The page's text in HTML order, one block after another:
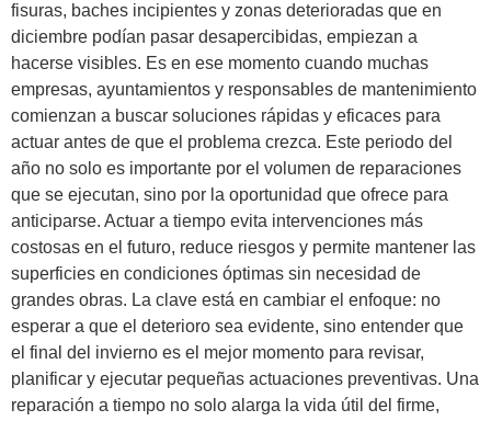
fisuras, baches incipientes y zonas deterioradas que en
diciembre podían pasar desapercibidas, empiezan a
hacerse visibles. Es en ese momento cuando muchas
empresas, ayuntamientos y responsables de mantenimiento
comienzan a buscar soluciones rápidas y eficaces para
actuar antes de que el problema crezca. Este periodo del
año no solo es importante por el volumen de reparaciones
que se ejecutan, sino por la oportunidad que ofrece para
anticiparse. Actuar a tiempo evita intervenciones más
costosas en el futuro, reduce riesgos y permite mantener las
superficies en condiciones óptimas sin necesidad de
grandes obras. La clave está en cambiar el enfoque: no
esperar a que el deterioro sea evidente, sino entender que
el final del invierno es el mejor momento para revisar,
planificar y ejecutar pequeñas actuaciones preventivas. Una
reparación a tiempo no solo alarga la vida útil del firme,